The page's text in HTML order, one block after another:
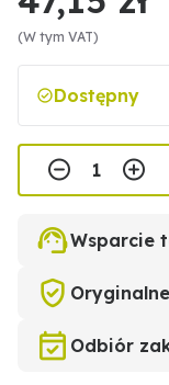
(W tym VAT)
Dostępny
Wsparcie
Odbiór